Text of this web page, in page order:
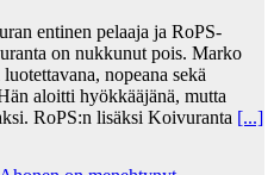
entinen pelaaja ja RoPS-
on nukkunut pois. Marko
nopeana sekä
aloitti hyökkääjänä, mutta
RoPS:n lisäksi Koivuranta [...]